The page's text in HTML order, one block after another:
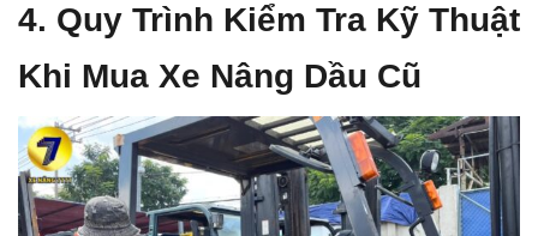
4. Quy Trình Kiểm Tra Kỹ Thuật
Khi Mua Xe Nâng Dầu Cũ